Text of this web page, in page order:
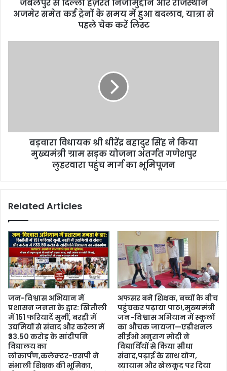
s
जबलपुर से दिल्ली हज़रत निजामुद्दीन और राजस्थान
अजमेर समेत कई ट्रेनों के समय में हुआ बदलाव, यात्रा से
पहले चेक करें लिस्ट
बड़वारा विधायक श्री धीरेंद्र बहादुर सिंह ने किया
मुख्यमंत्री ग्राम सड़क योजना अंतर्गत गणेशपुर
लुहरवारा पहुंच मार्ग का भूमिपूजन
Related Articles
जन-विश्वास अभियान में
प्रशासन जनता के द्वार: खितौली
में 151 फरियादें सुनीं, बरही में
उद्यमियों से संवाद और करेला में
₹33.50 करोड़ के सांदीपनि
विद्यालय का
लोकार्पण,कलेक्टर-एसपी ने
संभाली शिक्षक की भूमिका,
अफसर बने शिक्षक, बच्चों के बीच
पहुंचकर पढ़ाया पाठ!,मुख्यमंत्री
जन-विश्वास अभियान में स्कूलों
का औचक जायजा—एडीशनल
सीईओ अनुराग मोदी ने
विद्यार्थियों से किया सीधा
संवाद,पढ़ाई के साथ योग,
व्यायाम और खेलकूद पर दिया